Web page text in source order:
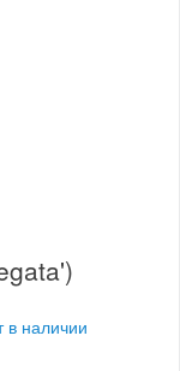
в наличии